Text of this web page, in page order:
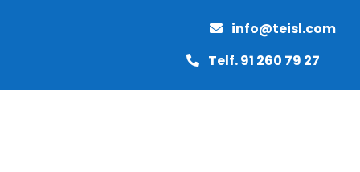
info@teisl.com
Telf. 91 260 79 27